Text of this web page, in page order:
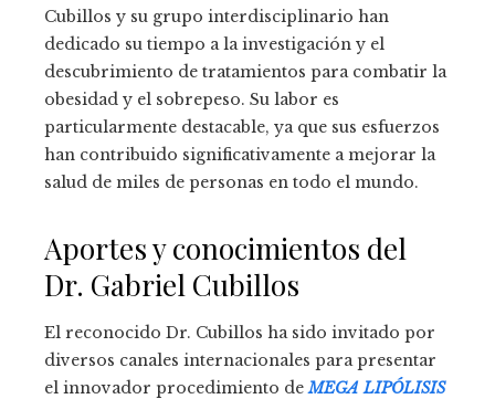
Cubillos y su grupo interdisciplinario han
dedicado su tiempo a la investigación y el
descubrimiento de tratamientos para combatir la
obesidad y el sobrepeso. Su labor es
particularmente destacable, ya que sus esfuerzos
han contribuido significativamente a mejorar la
salud de miles de personas en todo el mundo.
Aportes y conocimientos del
Dr. Gabriel Cubillos
El reconocido Dr. Cubillos ha sido invitado por
diversos canales internacionales para presentar
el innovador procedimiento deMEGA LIPÓLISIS